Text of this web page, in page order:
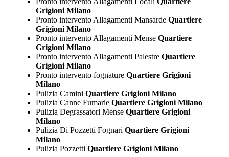
Grigioni Milano
Pronto intervento Allagamenti MansardeQuartiere
Grigioni Milano
Pronto intervento Allagamenti MenseQuartiere
Grigioni Milano
Pronto intervento Allagamenti PalestreQuartiere
Grigioni Milano
Pronto intervento fognatureQuartiere Grigioni
Milano
Pulizia Camini Quartiere Grigioni Milano
Pulizia Canne FumarieQuartiere Grigioni Milano
Pulizia Degrassatori MenseQuartiere Grigioni
Milano
Pulizia Di Pozzetti Fognari Quartiere Grigioni
Milano
Pulizia Pozzetti Quartiere Grigioni Milano